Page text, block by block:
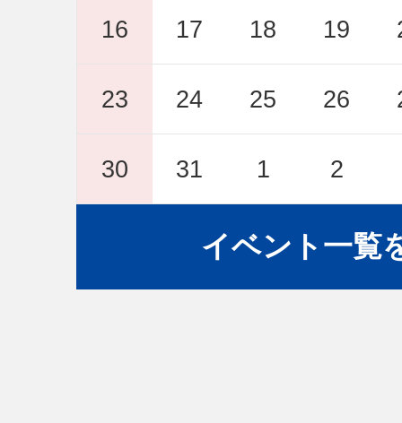
2026年08月02日
16 17 18 19
23 24 25 26
30 31 1 2
イベント一覧